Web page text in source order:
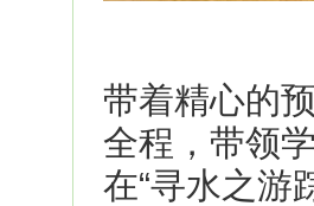
带着精心的
全程，带领
在“寻水之游